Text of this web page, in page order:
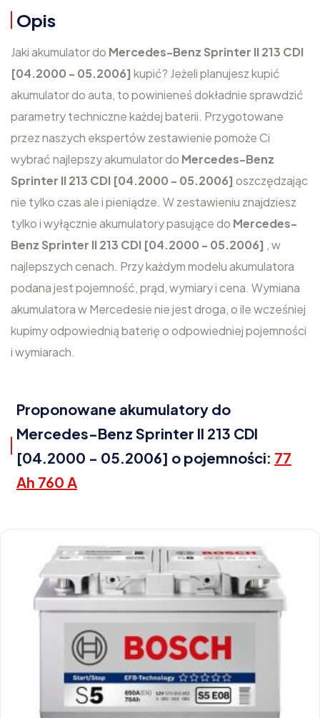
Opis
Jaki akumulator do Mercedes-Benz Sprinter II 213 CDI
[04.2000 - 05.2006] kupić? Jeżeli planujesz kupić
akumulator do auta, to powinieneś dokładnie sprawdzić
parametry techniczne każdej baterii. Przygotowane
przez naszych ekspertów zestawienie pomoże Ci
wybrać najlepszy akumulator do Mercedes-Benz
Sprinter II 213 CDI [04.2000 - 05.2006] oszczędzając
nie tylko czas ale i pieniądze. W zestawieniu znajdziesz
tylko i wyłącznie akumulatory pasujące do Mercedes-
Benz Sprinter II 213 CDI [04.2000 - 05.2006] , w
najlepszych cenach. Przy każdym modelu akumulatora
podana jest pojemność, prąd, wymiary i cena. Wymiana
akumulatora w Mercedesie nie jest droga, o ile wcześniej
kupimy odpowiednią baterię o odpowiedniej pojemności
i wymiarach.
Proponowane akumulatory do
Mercedes-Benz Sprinter II 213 CDI
[04.2000 - 05.2006] o pojemności: 77
Ah 760 A